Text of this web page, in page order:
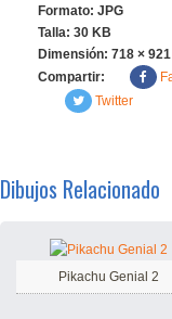
Formato: JPG
Talla: 30 KB
Dimensión: 718 × 921
Compartir:
Twitter
Dibujos Relacionado
Pikachu Genial 2